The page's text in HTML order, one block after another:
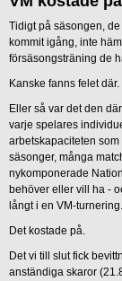
Tidigt på säsongen,
kommit igång, inte
försäsongsträning de
Kanske fanns felet där.
Eller så var det den
varje spelares
arbetskapaciteten
säsonger, många
nykomponerade
behöver eller vill ha -
långt i en VM-turnering.
Det kostade på.
Det vi till slut fick
anständiga skaror